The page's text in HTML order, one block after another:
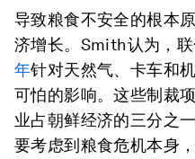
导致粮食不安全的根本
济增长。Smith认为，
年针对天然气、卡车和
可怕的影响。这些制裁
业占朝鲜经济的三分之
要考虑到粮食危机本身